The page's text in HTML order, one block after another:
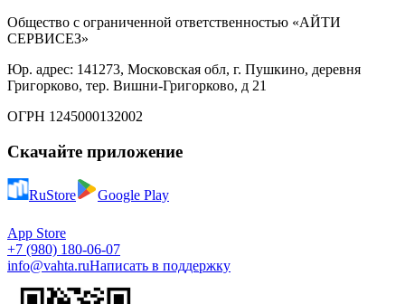
Общество с ограниченной ответственностью «АЙТИ
СЕРВИСЕЗ»
Юр. адрес: 141273, Московская обл, г. Пушкино, деревня
Григорково, тер. Вишни-Григорково, д 21
ОГРН 1245000132002
Скачайте приложение
RuStore Google Play
App Store
+7 (980) 180-06-07
info@vahta.ruНаписать в поддержку